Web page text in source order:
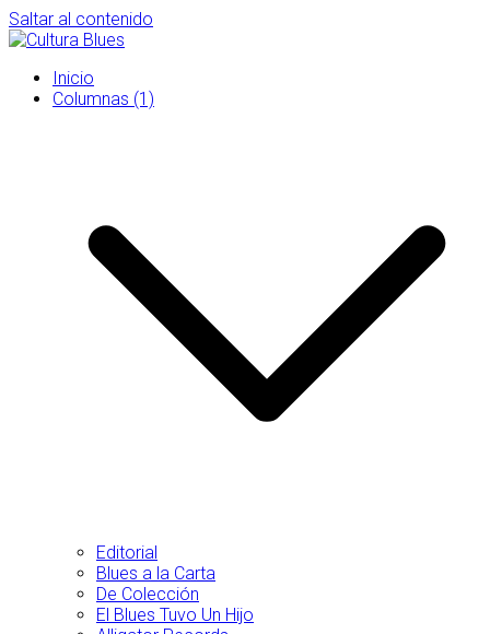
Saltar al contenido
Inicio
Columnas (1)
Editorial
Blues a la Carta
De Colección
El Blues Tuvo Un Hijo